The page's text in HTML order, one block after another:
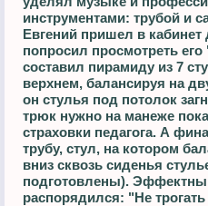
инструментами: трубой и
Евгений пришел в
попросил просмотреть
составил пирамиду из 7
верхнем, балансируя на
он стулья под потолок
трюк нужно на манеже
страховки педагога. А
трубу, стул, на котором
вниз сквозь сиденья
подготовлены).
распорядился: "Не